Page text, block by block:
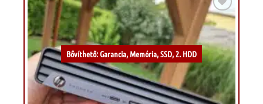
Bővíthető: Garancia, Memória, SSD, 2. HDD
Kívánságlistához